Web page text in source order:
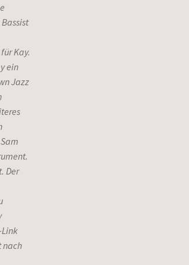
Kay.
ein
Jazz
Der
nach